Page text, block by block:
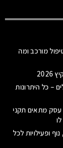
מורכב ומה
– כל היתרונות
עסק מתאים תקני
ופעילויות לכל